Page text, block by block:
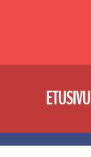
ETUSIVU